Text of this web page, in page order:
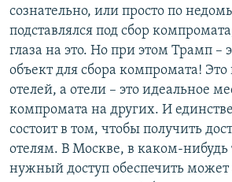
сознательно, или просто по
подставлялся под сбор
глаза на это. Но при этом Трамп –
объект для сбора компромата! Это
отелей, а отели – это идеальное
компромата на других. И
состоит в том, чтобы получить
отелям. В Москве, в каком-
нужный доступ обеспечить